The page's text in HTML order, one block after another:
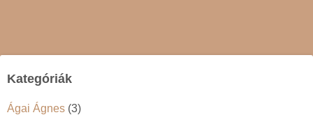
Kategóriák
Ágai Ágnes (3)